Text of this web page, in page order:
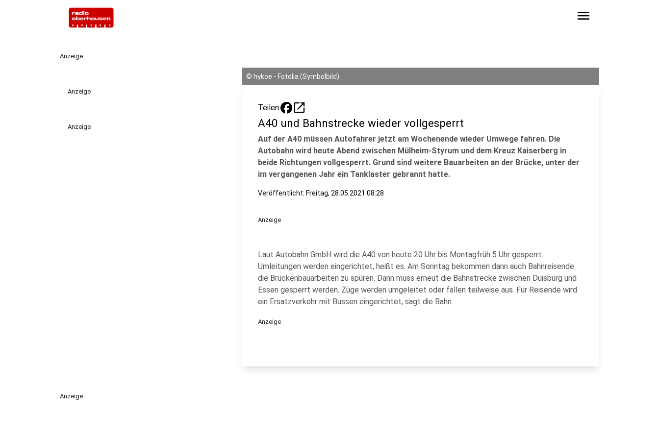
menu
Anzeige
Anzeige
Anzeige
© hykoe - Fotolia (Symbolbild)
Teilen: open_in_new
A40 und Bahnstrecke wieder vollgesperrt
Auf der A40 müssen Autofahrer jetzt am Wochenende wieder Umwege fahren. Die
Autobahn wird heute Abend zwischen Mülheim-Styrum und dem Kreuz Kaiserberg in
beide Richtungen vollgesperrt. Grund sind weitere Bauarbeiten an der Brücke, unter der
im vergangenen Jahr ein Tanklaster gebrannt hatte.
Veröffentlicht: Freitag, 28.05.2021 08:28
Anzeige
Laut Autobahn GmbH wird die A40 von heute 20 Uhr bis Montagfrüh 5 Uhr gesperrt.
Umleitungen werden eingerichtet, heißt es. Am Sonntag bekommen dann auch Bahnreisende
die Brückenbauarbeiten zu spüren. Dann muss erneut die Bahnstrecke zwischen Duisburg und
Essen gesperrt werden. Züge werden umgeleitet oder fallen teilweise aus. Für Reisende wird
ein Ersatzverkehr mit Bussen eingerichtet, sagt die Bahn.
Anzeige
Anzeige